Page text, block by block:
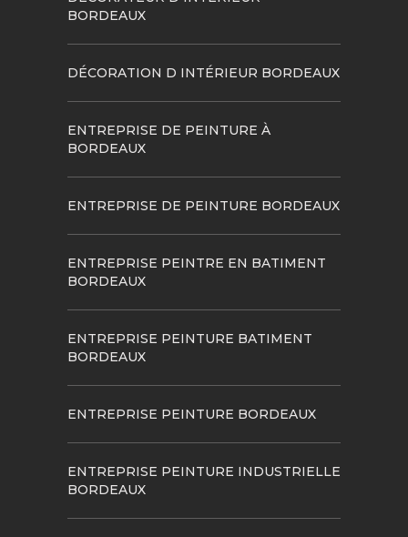
BORDEAUX
DÉCORATION D INTÉRIEUR BORDEAUX
ENTREPRISE DE PEINTURE À
BORDEAUX
ENTREPRISE DE PEINTURE BORDEAUX
ENTREPRISE PEINTRE EN BATIMENT
BORDEAUX
ENTREPRISE PEINTURE BATIMENT
BORDEAUX
ENTREPRISE PEINTURE BORDEAUX
ENTREPRISE PEINTURE INDUSTRIELLE
BORDEAUX